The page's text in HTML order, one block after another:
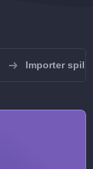
Importer